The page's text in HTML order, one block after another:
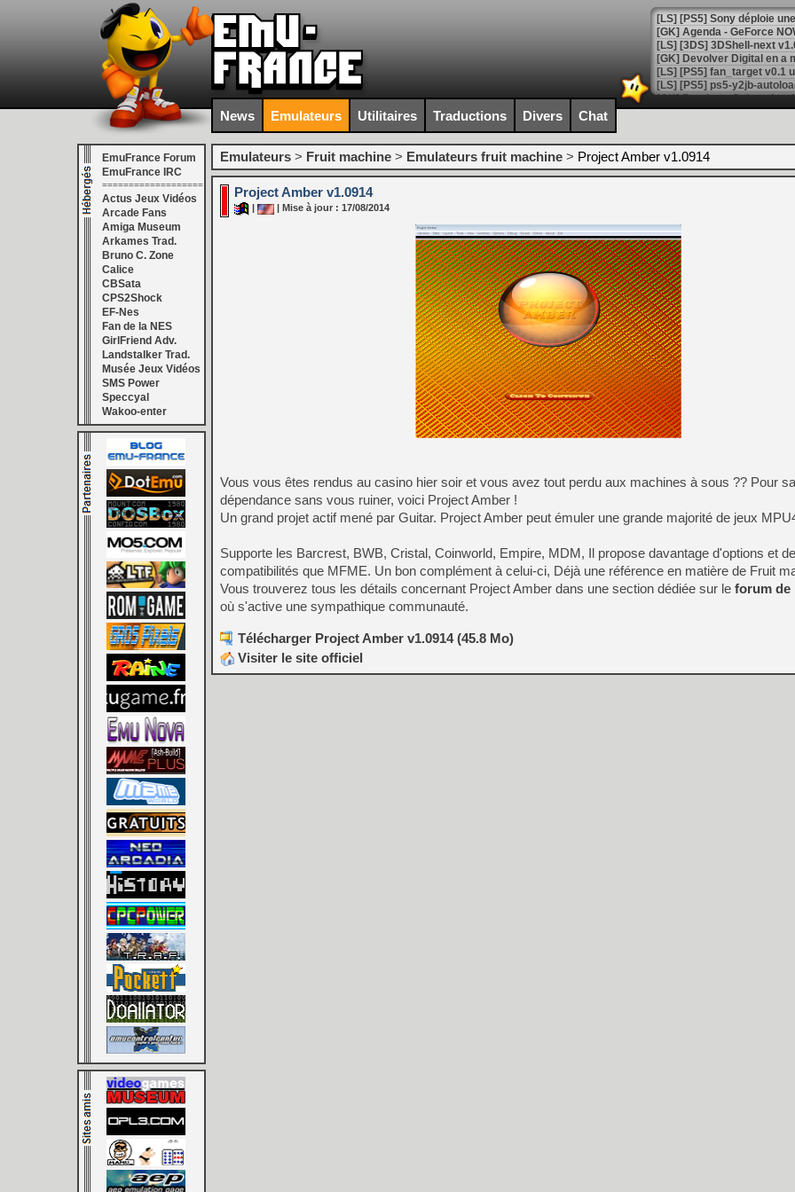
[GK] Agenda - GeForce
[GK] Devolver Digital en a
[LS] [PS5] ps5-y2jb-
[GK] Pourquoi Marvel
[GK] Test : Restory : Chill
[GK] GTA 6 : Rockstar
[GK] Hot Wheels Infinite
[GK] Mémoire cash -
[GK] Résultats Nintendo :
[GK] Déjà des
[Mo5] Brickboy cherche à
[GK] Minecraft et ses «
[GK] Beast of
[GK] Ubisoft : fin de partie
[GK] Mémoire cash -
[GK] Dan Houser (GTA)
[GK] Comment EA Sports
[GK] Crimson Moon : un
[GK] Isle of Reveries : le
[GK] Moonlighter 2 : The
[GK] Capcom relance
[Mo5] Deux inédits du
[GK] Le beat'em up The
[GK] Endless Legend 2 :
[LS] [PS5] Le WebKit
[GK] Oubliez Crazy Taxi,
[LS] [Switch] NSZ 5.0.0
[GK] No More Room in
[GK] Un chatbot Atelier
News Emulateurs Utilitaires Traductions Divers Chat
EmuFrance Forum
EmuFrance IRC
===================
Actus Jeux Vidéos
Arcade Fans
Amiga Museum
Arkames Trad.
Bruno C. Zone
Calice
CBSata
CPS2Shock
EF-Nes
Fan de la NES
GirlFriend Adv.
Landstalker Trad.
Musée Jeux Vidéos
SMS Power
Speccyal
Wakoo-enter
Emulateurs > Fruit machine > Emulateurs fruit machine > Project Amber v1.0914
Project Amber v1.0914
| Mise à jour : 17/08/2014
Vous vous êtes rendus au casino hier soir et vous avez tout perdu aux machines à sous ?? Pour
dépendance sans vous ruiner, voici Project Amber !
Un grand projet actif mené par Guitar. Project Amber peut émuler une grande majorité de jeux
Supporte les Barcrest, BWB, Cristal, Coinworld, Empire, MDM, Il propose davantage d'options et de
compatibilités que MFME. Un bon complément à celui-ci, Déjà une référence en matière de Fruit
Vous trouverez tous les détails concernant Project Amber dans une section dédiée sur le forum de
où s'active une sympathique communauté.
Télécharger Project Amber v1.0914 (45.8 Mo)
Visiter le site officiel